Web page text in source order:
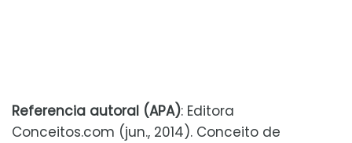
Referencia autoral (APA): Editora
Conceitos.com (jun., 2014). Conceito de